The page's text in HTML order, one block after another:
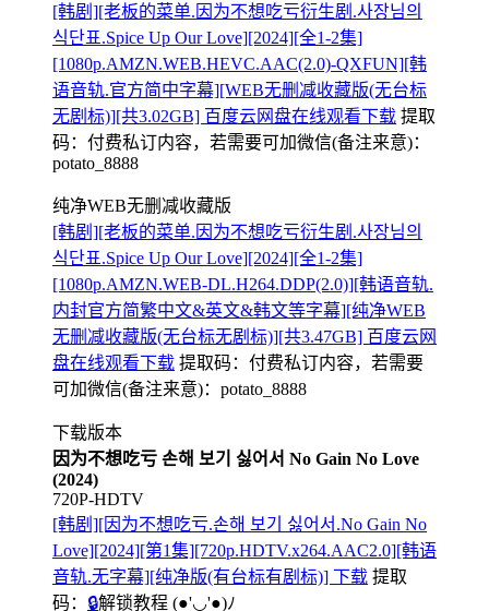
[韩剧][老板的菜单.因为不想吃亏衍生剧.사장님의
식단표.Spice Up Our Love][2024][全1-2集]
[1080p.AMZN.WEB.HEVC.AAC(2.0)-QXFUN][韩
语音轨.官方简中字幕][WEB无删减收藏版(无台标
无剧标)][共3.02GB] 百度云网盘在线观看下载 提取
码： 付费私订内容，若需要可加微信(备注来意)：
potato_8888
纯净WEB无删减收藏版
[韩剧][老板的菜单.因为不想吃亏衍生剧.사장님의
식단표.Spice Up Our Love][2024][全1-2集]
[1080p.AMZN.WEB-DL.H264.DDP(2.0)][韩语音轨.
内封官方简繁中文&英文&韩文等字幕][纯净WEB
无删减收藏版(无台标无剧标)][共3.47GB] 百度云网
盘在线观看下载 提取码： 付费私订内容，若需要
可加微信(备注来意)：potato_8888
下载版本
因为不想吃亏 손해 보기 싫어서 No Gain No Love
(2024)
720P-HDTV
[韩剧][因为不想吃亏.손해 보기 싫어서.No Gain No
Love][2024][第1集][720p.HDTV.x264.AAC2.0][韩语
音轨.无字幕][纯净版(有台标有剧标)] 下载 提取
码： 🔒解锁教程 (●'◡'●)ﾉ